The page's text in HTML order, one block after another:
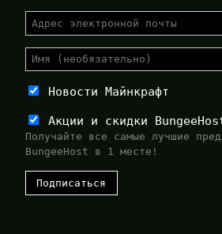
Новости Майнкрафт
Акции и скидки
Получайте все самые лучшие
BungeeHost в 1 месте!